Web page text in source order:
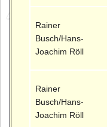
Rainer
Busch/Hans-
Joachim Röll
Rainer
Busch/Hans-
Joachim Röll